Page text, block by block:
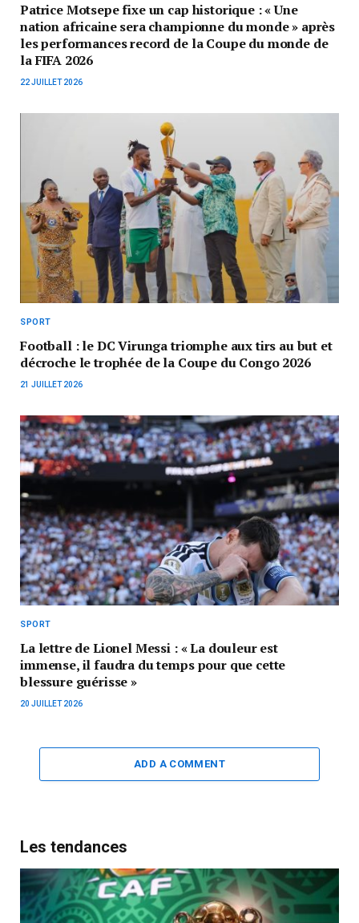
Patrice Motsepe fixe un cap historique : « Une
nation africaine sera championne du monde » après
les performances record de la Coupe du monde de
la FIFA 2026
22 JUILLET 2026
SPORT
Football : le DC Virunga triomphe aux tirs au but et
décroche le trophée de la Coupe du Congo 2026
21 JUILLET 2026
SPORT
La lettre de Lionel Messi : « La douleur est
immense, il faudra du temps pour que cette
blessure guérisse »
20 JUILLET 2026
ADD A COMMENT
Les tendances